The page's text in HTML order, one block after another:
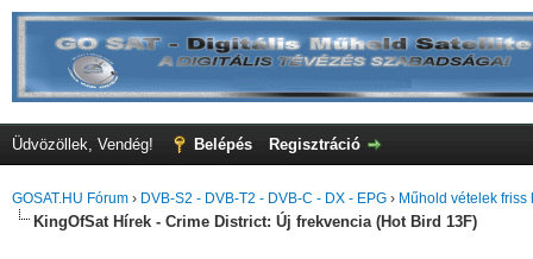
Üdvözöllek, Vendég! Belépés Regisztráció
GOSAT.HU Fórum › DVB-S2 - DVB-T2 - DVB-C - DX - EPG › Műhold vételek friss
KingOfSat Hírek - Crime District: Új frekvencia (Hot Bird 13F)